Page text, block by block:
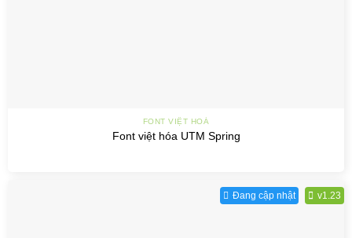
FONT VIỆT HOÁ
Font việt hóa UTM Spring
Đang cập nhật v1.23